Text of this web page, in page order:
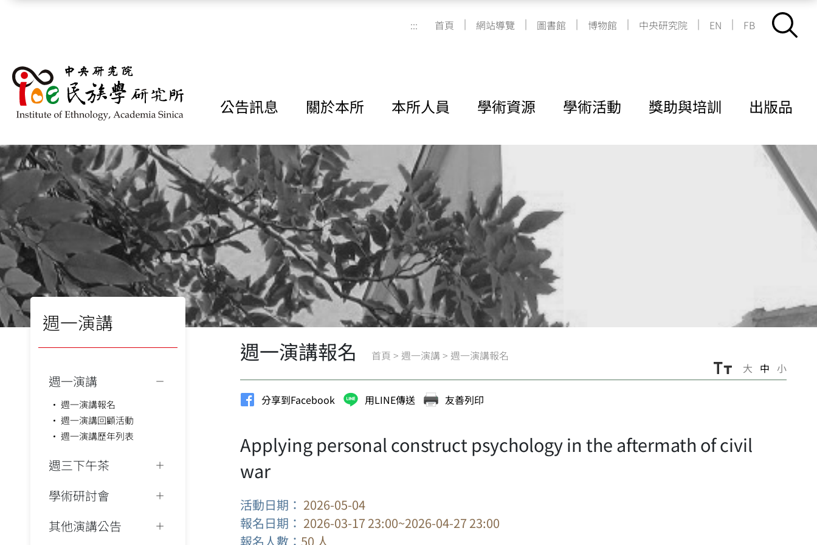
::: 首頁 | 網站導覽 | 圖書館 | 博物館 | 中央研究院 | EN | FB
公告訊息 關於本所 本所人員 學術資源 學術活動 獎助與培訓 出版品
週一演講
週一演講
週一演講報名
週一演講回顧活動
週一演講歷年列表
週三下午茶
學術研討會
其他演講公告
週一演講報名 首頁 > 週一演講 > 週一演講報名
大 中 小
分享到Facebook 用LINE傳送 友善列印
Applying personal construct psychology in the aftermath of civil
war
活動日期： 2026-05-04
報名日期： 2026-03-17 23:00~2026-04-27 23:00
報名人數： 50 人